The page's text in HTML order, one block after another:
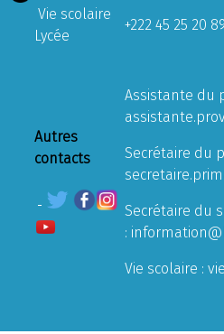
Vie scolaire
Lycée
+222 45 25 20 89
Autres
contacts
Assistante du
Secrétaire du
Secrétaire du
:
Vie scolaire :